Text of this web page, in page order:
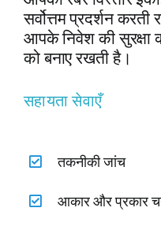
सर्वोत्तम प्रदर्शन
आपके निवेश की सुरक्षा
को बनाए रखती है।
सहायता सेवाएँ
तकनीकी जांच
आकार और प्रकार